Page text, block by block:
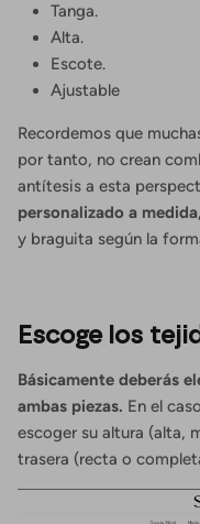
Tanga.
Alta.
Escote.
Ajustable
Recordemos que
por tanto, no crean
antítesis a esta
personalizado a medida,
y braguita según la
Escoge los
Básicamente deberás
ambas piezas. En el
escoger su altura (alta,
trasera (recta o